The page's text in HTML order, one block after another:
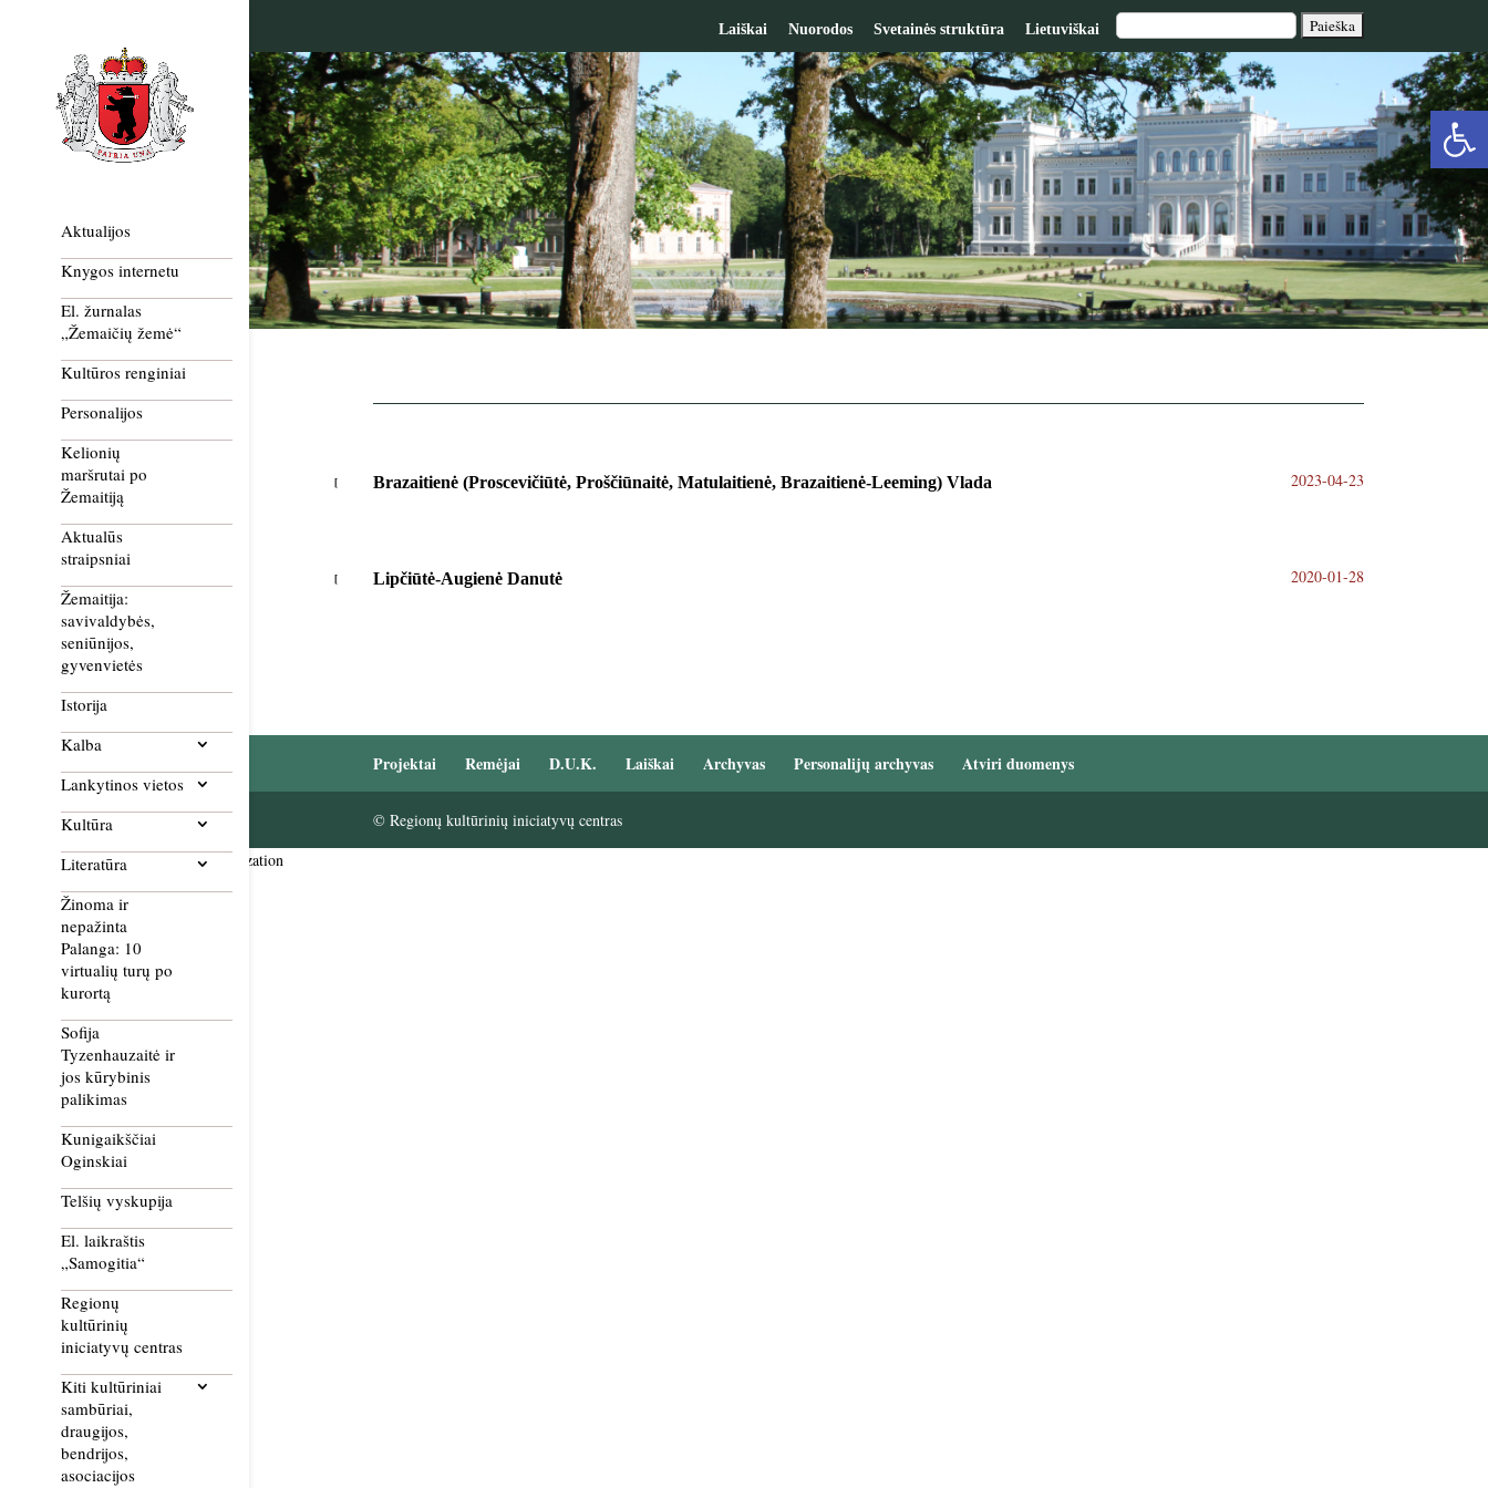
Laiškai Nuorodos Svetainės struktūra Lietuviškai
Aktualijos
Knygos internetu
El. žurnalas
„Žemaičių žemė“
Kultūros renginiai
Personalijos
Kelionių
maršrutai po
Žemaitiją
Aktualūs
straipsniai
Žemaitija:
savivaldybės,
seniūnijos,
gyvenvietės
Istorija
Kalba
Lankytinos vietos
Kultūra
Literatūra
Žinoma ir
nepažinta
Palanga: 10
virtualių turų po
kurortą
Sofija
Tyzenhauzaitė ir
jos kūrybinis
palikimas
Kunigaikščiai
Oginskiai
Telšių vyskupija
El. laikraštis
„Samogitia“
Regionų
kultūrinių
iniciatyvų centras
Kiti kultūriniai
sambūriai,
draugijos,
bendrijos,
asociacijos
Brazaitienė (Proscevičiūtė, Proščiūnaitė, Matulaitienė, Brazaitienė-Leeming) Vlada 2023-04-23
Lipčiūtė-Augienė Danutė 2020-01-28
Projektai Remėjai D.U.K. Laiškai Archyvas Personalijų archyvas Atviri duomenys
© Regionų kultūrinių iniciatyvų centras
Smush Image Compression and Optimization